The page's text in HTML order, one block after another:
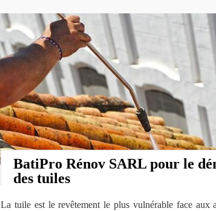
BatiPro Rénov SARL pour le
des tuiles
La tuile est le revêtement le plus vulnérable face aux